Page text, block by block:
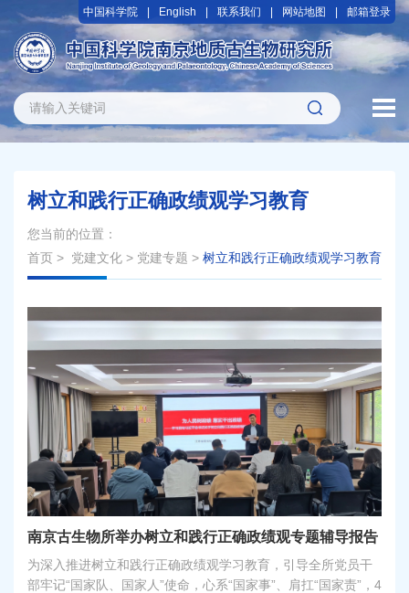
中国科学院 English 联系我们 网站地图 邮箱登录
树立和践行正确政绩观学习教育
您当前的位置：
首页 > 党建文化 > 党建专题 > 树立和践行正确政绩观学习教育
南京古生物所举办树立和践行正确政绩观专题辅导报告
为深入推进树立和践行正确政绩观学习教育，引导全所党员干
部牢记“国家队、国家人”使命，心系“国家事”、肩扛“国家责”，4